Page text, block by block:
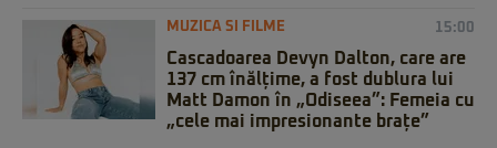
MUZICA SI FILME 15:00
Cascadoarea Devyn Dalton, care are
137 cm înălțime, a fost dublura lui
Matt Damon în „Odiseea”: Femeia cu
„cele mai impresionante brațe”